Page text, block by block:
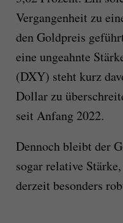
Vergangenheit zu
den Goldpreis
eine ungeahnte
(DXY) steht kurz
Dollar zu
seit Anfang 2022.
Dennoch bleibt der
sogar relative
derzeit besonders